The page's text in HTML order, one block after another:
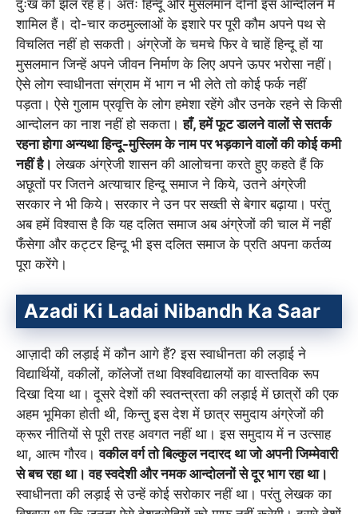
दुःख को झेल रहे हैं। अतः हिन्दू और मुसलमान दोनों इस आन्दोलन में
शामिल हैं। दो-चार कठमुल्लाओं के इशारे पर पूरी कौम अपने पथ से
विचलित नहीं हो सकती। अंग्रेजों के चमचे फिर वे चाहें हिन्दू हों या
मुसलमान जिन्हें अपने जीवन निर्माण के लिए अपने ऊपर भरोसा नहीं।
ऐसे लोग स्वाधीनता संग्राम में भाग न भी लेते तो कोई फर्क नहीं
पड़ता।ऐसे गुलाम प्रवृत्ति के लोग हमेशा रहेंगे और उनके रहने से किसी
आन्दोलन का नाश नहीं हो सकता।हाँ, हमें फूट डालने वालों से सतर्क
रहना होगा अन्यथा हिन्दू-मुस्लिम के नाम पर भड़काने वालों की कोई कमी
नहीं है। लेखक अंग्रेजी शासन की आलोचना करते हुए कहते हैं कि
अछूतों पर जितने अत्याचार हिन्दू समाज ने किये, उतने अंग्रेजी
सरकार ने भी किये। सरकार ने उन पर सख्ती से बेगार बढ़ाया। परंतु
अब हमें विश्वास है कि यह दलित समाज अब अंग्रेजों की चाल में नहीं
फँसेगा और कट्टर हिन्दू भी इस दलित समाज के प्रति अपना कर्तव्य
पूरा करेंगे।
Azadi Ki Ladai Nibandh Ka Saar
आज़ादी की लड़ाई में कौन आगे हैं? इस स्वाधीनता की लड़ाई ने
विद्यार्थियों, वकीलों, कॉलेजों तथा विश्वविद्यालयों का वास्तविक रूप
दिखा दिया था। दूसरे देशों की स्वतन्त्रता की लड़ाई में छात्रों की एक
अहम भूमिका होती थी, किन्तु इस देश में छात्र समुदाय अंग्रेजों की
क्रूर नीतियों से पूरी तरह अवगत नहीं था। इस समुदाय में न उत्साह
था, आत्म गौरव।वकील वर्ग तो बिल्कुल नदारद था जो अपनी जिम्मेवारी
से बच रहा था। वह स्वदेशी और नमक आन्दोलनों से दूर भाग रहा था।
स्वाधीनता की लड़ाई से उन्हें कोई सरोकार नहीं था। परंतु लेखक का